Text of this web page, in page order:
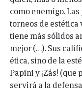
como enemigo.
torneos de estética
tiene más sólidos
mejor (…). Sus
ética, sino de la
Papini y ¡Zás! (que
servirá a la